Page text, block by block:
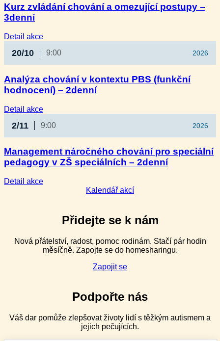
Kurz zvládání chování a omezující postupy –
3denní
Detail akce:
zvládání
postupy
–
3denní
20/10 2026
9:00
Analýza chování v kontextu PBS (funkční
hodnocení) – 2denní
Detail akce:
chování
(funkční
hodnocení)
2/11 2026
9:00
Management náročného chování pro speciální
pedagogy v ZŠ speciálních – 2denní
Detail akce:
Management
speciální
v ZŠ
speciálních
Kalendář akcí
Přidejte se k nám
Nová přátelství, radost, pomoc rodinám. Stačí pár hodin
měsíčně. Zapojte se do homesharingu.
Zapojit se
Podpořte nás
Váš dar pomůže zlepšovat životy lidí s těžkým autismem a
jejich pečujících.